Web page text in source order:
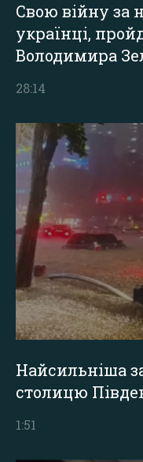
Свою війну за
українці,
Володимира
28:14
Найсильніша
столицю
1:51